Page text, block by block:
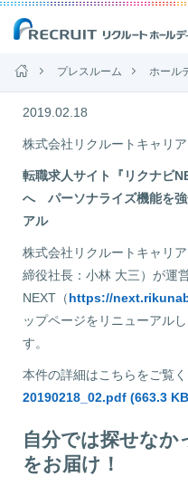
企業情報
事業紹介
サステナビリ
IR(投資家情報)
お問い合わせ
プレスルーム ホール
2019.02.18
株式会社リクルートキャリア
転職求人サイト『リクナビ
へ パーソナライズ機能を
アル
株式会社リクルートキャリ
締役社長：小林 大三）が運
NEXT（https://
ップページをリニューアル
す。
本件の詳細はこちらをご覧く
20190218_02.pdf (663.3
自分では探せなか
をお届け！